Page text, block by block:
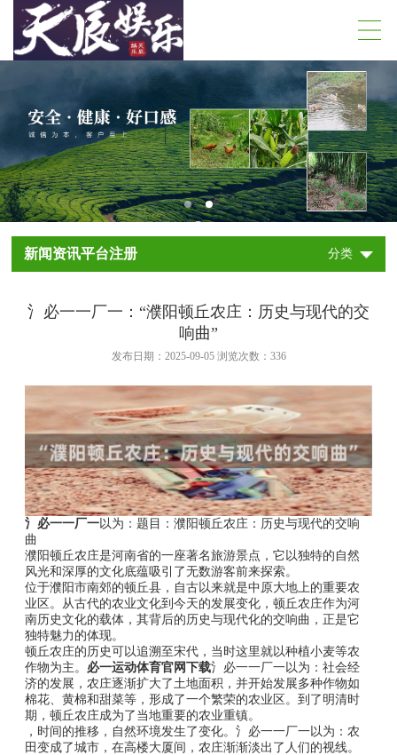
新闻资讯平台注册 分类
氵必一一厂一：“濮阳顿丘农庄：历史与现代的交
响曲”
发布日期：2025-09-05 浏览次数： 336
氵必一一厂一以为：题目：濮阳顿丘农庄：历史与现代的交响
曲
濮阳顿丘农庄是河南省的一座著名旅游景点，它以独特的自然
风光和深厚的文化底蕴吸引了无数游客前来探索。
位于濮阳市南郊的顿丘县，自古以来就是中原大地上的重要农
业区。从古代的农业文化到今天的发展变化，顿丘农庄作为河
南历史文化的载体，其背后的历史与现代化的交响曲，正是它
独特魅力的体现。
顿丘农庄的历史可以追溯至宋代，当时这里就以种植小麦等农
作物为主。 必一运动体育官网下载氵必一一厂一以为：社会经
济的发展，农庄逐渐扩大了土地面积，并开始发展多种作物如
棉花、黄棉和甜菜等，形成了一个繁荣的农业区。到了明清时
期，顿丘农庄成为了当地重要的农业重镇。
，时间的推移，自然环境发生了变化。氵必一一厂一以为：农
田变成了城市，在高楼大厦间，农庄渐渐淡出了人们的视线。